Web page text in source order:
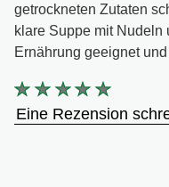
getrockneten Zutaten
klare Suppe mit Nudeln
Ernährung geeignet
Keine
für
Eine Rezension